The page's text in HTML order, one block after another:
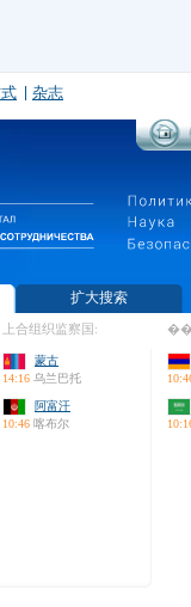
杂志
扩大搜索
上合组织监察国:
蒙古
14:16 乌兰巴托
阿富汗
10:46 喀布尔